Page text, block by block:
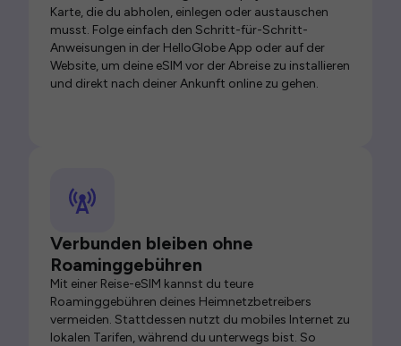
Karte, die du abholen, einlegen oder austauschen
musst. Folge einfach den Schritt-für-Schritt-
Anweisungen in der HelloGlobe App oder auf der
Website, um deine eSIM vor der Abreise zu installieren
und direkt nach deiner Ankunft online zu gehen.
Verbunden bleiben ohne
Roaminggebühren
Mit einer Reise-eSIM kannst du teure
Roaminggebühren deines Heimnetzbetreibers
vermeiden. Stattdessen nutzt du mobiles Internet zu
lokalen Tarifen, während du unterwegs bist. So